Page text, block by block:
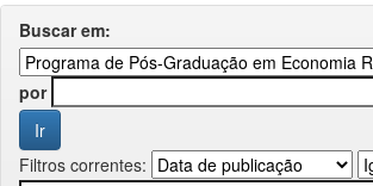
Buscar em:
por
Filtros correntes: